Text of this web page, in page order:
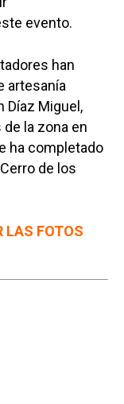
evento.
han
artesanía
Díaz Miguel,
la zona en
ha completado
de los
LAS FOTOS
Ambiente
Rural